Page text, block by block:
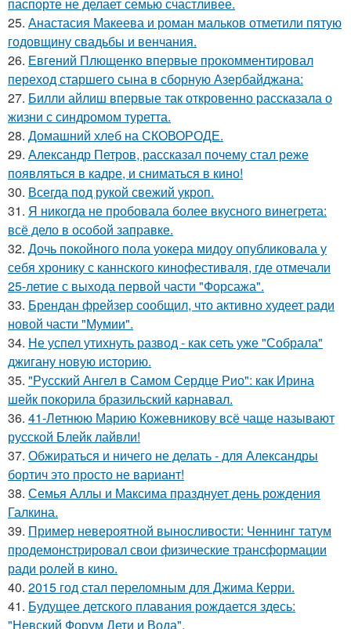
25. Анастасия Макеева и роман мальков отметили пятую
годовщину свадьбы и венчания.
26. Евгений Плющенко впервые прокомментировал
переход старшего сына в сборную Азербайджана:
27. Билли айлиш впервые так откровенно рассказала о
жизни с синдромом туретта.
28. Домашний хлеб на СКОВОРОДЕ.
29. Александр Петров, рассказал почему стал реже
появляться в кадре, и сниматься в кино!
30. Всегда под рукой свежий укроп.
31. Я никогда не пробовала более вкусного винегрета:
всё дело в особой заправке.
32. Дочь покойного пола уокера мидоу опубликовала у
себя хронику с каннского кинофестиваля, где отмечали
25-летие с выхода первой части "Форсажа".
33. Брендан фрейзер сообщил, что активно худеет ради
новой части "Мумии".
34. Не успел утихнуть развод - как сеть уже "Собрала"
джигану новую историю.
35. "Русский Ангел в Самом Сердце Рио": как Ирина
шейк покорила бразильский карнавал.
36. 41-Летнюю Марию Кожевникову всё чаще называют
русской Блейк лайвли!
37. Обжираться и ничего не делать - для Александры
бортич это просто не вариант!
38. Семья Аллы и Максима празднует день рождения
Галкина.
39. Пример невероятной выносливости: Ченнинг татум
продемонстрировал свои физические трансформации
ради ролей в кино.
40. 2015 год стал переломным для Джима Керри.
41. Будущее детского плавания рождается здесь:
"Невский Форум Дети и Вода".